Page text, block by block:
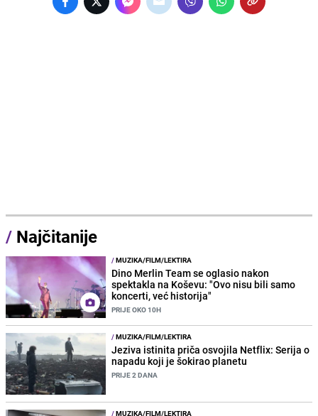
/ Najčitanije
/MUZIKA/FILM/LEKTIRA
Dino Merlin Team se oglasio nakon
spektakla na Koševu: "Ovo nisu bili samo
koncerti, već historija"
PRIJE OKO 10H
/MUZIKA/FILM/LEKTIRA
Jeziva istinita priča osvojila Netflix: Serija o
napadu koji je šokirao planetu
PRIJE 2 DANA
/MUZIKA/FILM/LEKTIRA